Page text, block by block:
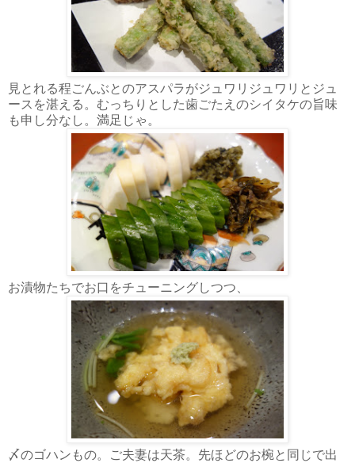
見とれる程ごんぶとのアスパラがジュワリジュワリとジュ
ースを湛える。むっちりとした歯ごたえのシイタケの旨味
も申し分なし。満足じゃ。
お漬物たちでお口をチューニングしつつ、
〆のゴハンもの。ご夫妻は天茶。先ほどのお椀と同じで出